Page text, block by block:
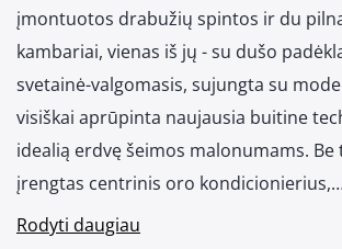
įmontuotos drabužių spintos ir du
kambariai, vienas iš jų - su dušo
svetainė-valgomasis, sujungta su
visiškai aprūpinta naujausia buitine
idealią erdvę šeimos malonumams.
įrengtas centrinis oro
Rodyti daugiau